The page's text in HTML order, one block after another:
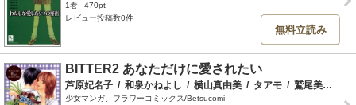
1巻
470pt
レビュー投稿数0件
無料立読み
BITTER2 あなただけに愛されたい
芦原妃名子 / 和泉かねよし / 横山真由美 / タアモ / 鷲尾美枝
少女マンガ、フラワーコミックス/Betsucomi